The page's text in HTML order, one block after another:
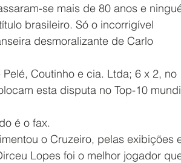
se mais de 80 anos e
brasileiro. Só o incorrigível
desmoralizante de Carlo
Coutinho e cia. Ltda; 6 x 2, no
esta disputa no Top-10
é o fax.
o Cruzeiro, pelas exibições
Lopes foi o melhor jogador